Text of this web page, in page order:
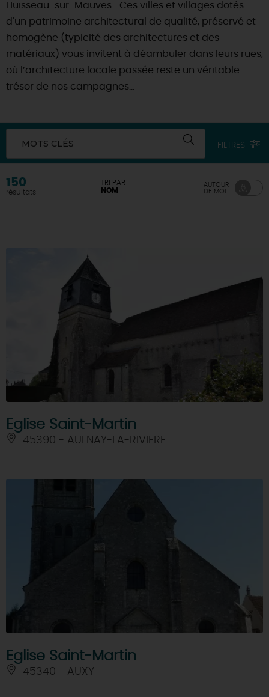
CE WEEK-END
CETTE SEMAINE
Huisseau-sur-Mauves… Ces villes et villages dotés
d'un patrimoine architectural de qualité, préservé et
homogène (typicité des architectures et des
matériaux) vous invitent à déambuler dans leurs rues,
où l’architecture locale passée reste un véritable
trésor de nos campagnes...
MOTS CLÉS FILTRES
150
résultats
TRI PAR
NOM
AUTOUR
DE MOI
Eglise Saint-Martin
45390 - AULNAY-LA-RIVIERE
Eglise Saint-Martin
45340 - AUXY